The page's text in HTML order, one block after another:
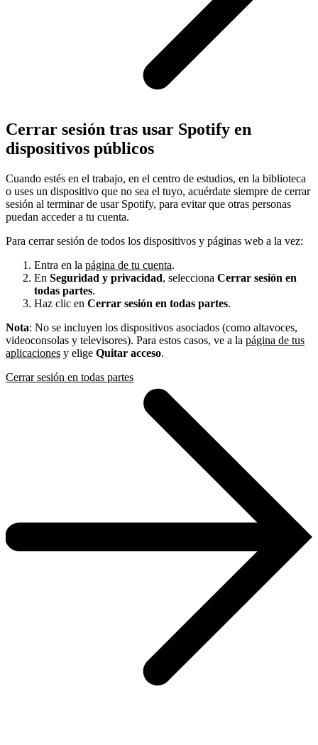
Cerrar sesión tras usar Spotify en
dispositivos públicos
Cuando estés en el trabajo, en el centro de estudios, en la biblioteca
o uses un dispositivo que no sea el tuyo, acuérdate siempre de cerrar
sesión al terminar de usar Spotify, para evitar que otras personas
puedan acceder a tu cuenta.
Para cerrar sesión de todos los dispositivos y páginas web a la vez:
Entra en la página de tu cuenta.
En Seguridad y privacidad, selecciona Cerrar sesión en
todas partes.
Haz clic en Cerrar sesión en todas partes.
Nota: No se incluyen los dispositivos asociados (como altavoces,
videoconsolas y televisores). Para estos casos, ve a la página de tus
aplicaciones y elige Quitar acceso.
Cerrar sesión en todas partes